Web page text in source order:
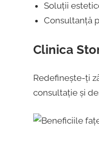
Soluții
Consultanță
Clinica
Redefinește-ți
consultație și